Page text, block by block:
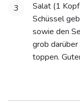
3
Salat (1
Schüssel
sowie den
grob
toppen.